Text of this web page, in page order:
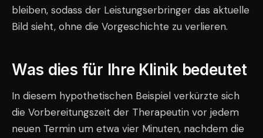
bleiben, sodass der Leistungserbringer das aktuelle
Bild sieht, ohne die Vorgeschichte zu verlieren.
Was dies für Ihre Klinik bedeutet
In diesem hypothetischen Beispiel verkürzte sich
die Vorbereitungszeit der Therapeutin vor jedem
neuen Termin um etwa vier Minuten, nachdem die